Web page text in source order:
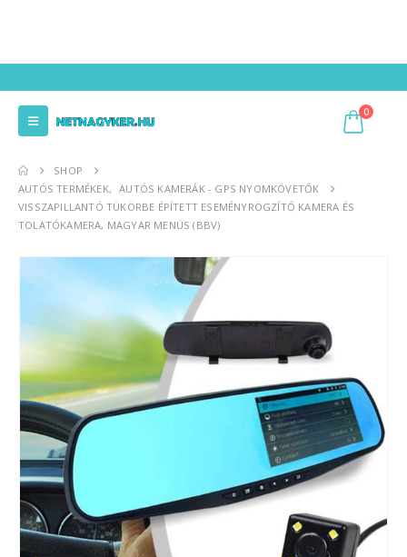
0
SHOP
AUTÓS TERMÉKEK,
AUTÓS KAMERÁK - GPS NYOMKÖVETŐK
VISSZAPILLANTÓ TÜKÖRBE ÉPÍTETT ESEMÉNYRÖGZÍTŐ KAMERA ÉS
TOLATÓKAMERA, MAGYAR MENÜS (BBV)